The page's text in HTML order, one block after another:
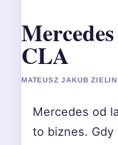
CLA
MATEUSZ JAKUB
Mercedes od
to biznes. Gdy